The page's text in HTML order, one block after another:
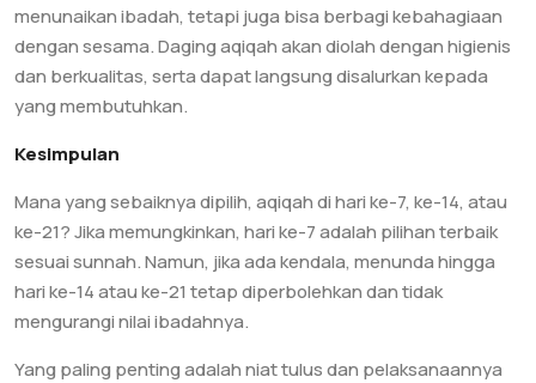
menunaikan ibadah, tetapi juga bisa berbagi kebahagiaan
dengan sesama. Daging aqiqah akan diolah dengan higienis
dan berkualitas, serta dapat langsung disalurkan kepada
yang membutuhkan.
Kesimpulan
Mana yang sebaiknya dipilih, aqiqah di hari ke-7, ke-14, atau
ke-21? Jika memungkinkan, hari ke-7 adalah pilihan terbaik
sesuai sunnah. Namun, jika ada kendala, menunda hingga
hari ke-14 atau ke-21 tetap diperbolehkan dan tidak
mengurangi nilai ibadahnya.
Yang paling penting adalah niat tulus dan pelaksanaannya